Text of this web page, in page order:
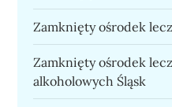
Zamknięty ośrodek
Zamknięty ośrodek
alkoholowych Śląsk